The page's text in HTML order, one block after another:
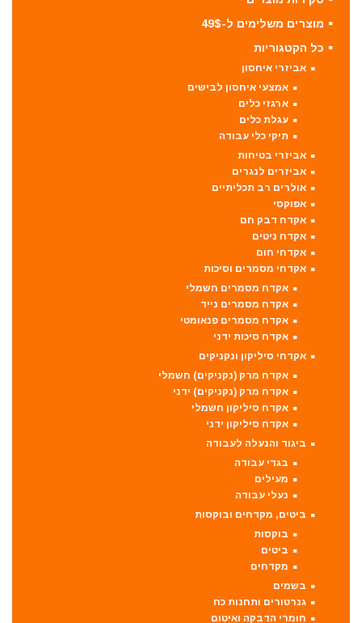
מוצרים משלימים ל-49$
כל הקטגוריות
אביזרי איחסון
אמצעי איחסון לבישים
ארגזי כלים
עגלת כלים
תיקי כלי עבודה
אביזרי בטיחות
אביזרים לנגרים
אולרים רב תכליתיים
אפוקסי
אקדח דבק חם
אקדח ניטים
אקדחי חום
אקדחי מסמרים וסיכות
אקדח מסמרים חשמלי
אקדח מסמרים נייד
אקדח מסמרים פנאומטי
אקדח סיכות ידני
אקדחי סיליקון ונקניקים
אקדח מרק (נקניקים) חשמלי
אקדח מרק (נקניקים) ידני
אקדח סיליקון חשמלי
אקדח סיליקון ידני
ביגוד והנעלה לעבודה
בגדי עבודה
מעילים
נעלי עבודה
ביטים, מקדחים ובוקסות
בוקסות
ביטים
מקדחים
בשמים
גנרטורים ותחנות כח
חומרי הדבקה ואיטום